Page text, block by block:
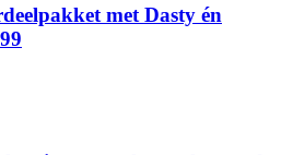
met Dasty én